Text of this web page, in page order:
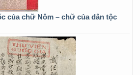
của chữ Nôm – chữ của dân tộc